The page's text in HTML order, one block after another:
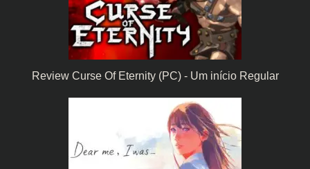
Review Curse Of Eternity (PC) - Um início Regular